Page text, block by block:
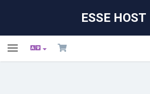
ESSE HOST
Toggle